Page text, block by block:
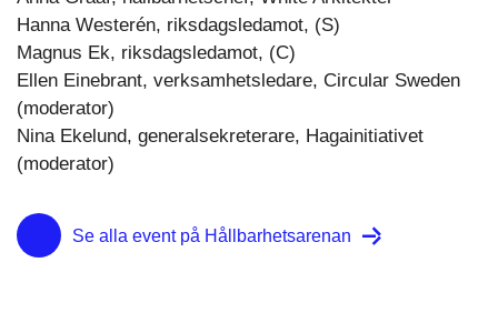
Hanna Westerén, riksdagsledamot, (S)
Magnus Ek, riksdagsledamot, (C)
Ellen Einebrant, verksamhetsledare, Circular Sweden
(moderator)
Nina Ekelund, generalsekreterare, Hagainitiativet
(moderator)
Se alla event på Hållbarhetsarenan